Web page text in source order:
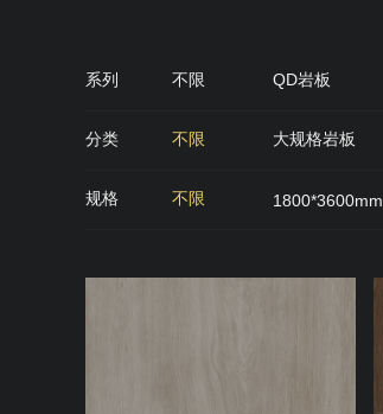
系列 不限 QD岩板
分类 不限 大规格岩板
规格 不限 1800*3600mm